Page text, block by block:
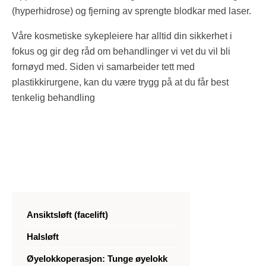
(hyperhidrose) og fjerning av sprengte blodkar med laser.
Våre kosmetiske sykepleiere har alltid din sikkerhet i
fokus og gir deg råd om behandlinger vi vet du vil bli
fornøyd med. Siden vi samarbeider tett med
plastikkirurgene, kan du være trygg på at du får best
tenkelig behandling
Ansiktsløft (facelift)
Halsløft
Øyelokkoperasjon: Tunge øyelokk